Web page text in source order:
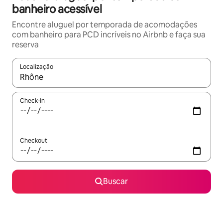
banheiro acessível
Encontre aluguel por temporada de acomodações
com banheiro para PCD incríveis no Airbnb e faça sua
reserva
Localização
Quando os resultados estiverem disponíveis, explore-os
Check-in
Checkout
Buscar